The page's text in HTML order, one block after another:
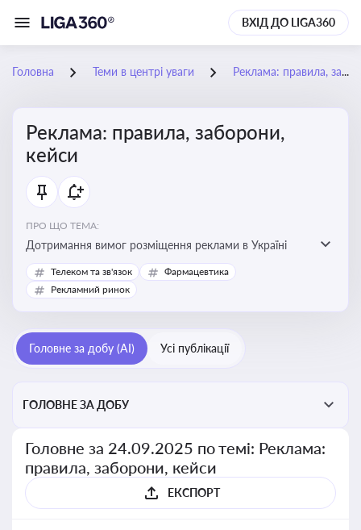
ВХІД ДО LIGA360
Головна Теми в центрі уваги Реклама: правила, заборони, кейси
Реклама: правила, заборони,
кейси
ПРО ЩО ТЕМА:
Дотримання вимог розміщення реклами в Україні
Телеком та зв'язок
Фармацевтика
Рекламний ринок
Головне за добу (AI) Усі публікації
ГОЛОВНЕ ЗА ДОБУ
Головне за 24.09.2025 по темі: Реклама:
правила, заборони, кейси
ЕКСПОРТ